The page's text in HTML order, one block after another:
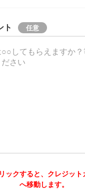
ト
ックすると、クレジッ
へ移動します。